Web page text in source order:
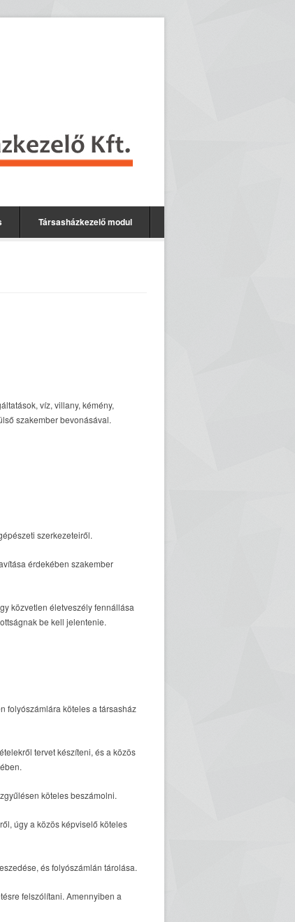
Társasházkezelő modul
víz, villany, kémény,
szakember bevonásával.
szerkezeteiről.
érdekében szakember
közvetlen életveszély fennállása
be kell jelentenie.
folyószámlára köteles a társasház
tervet készíteni, és a közös
köteles beszámolni.
úgy a közös képviselő köteles
és folyószámlán tárolása.
felszólítani. Amennyiben a